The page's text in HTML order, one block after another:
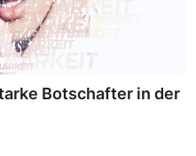
Botschafter in der